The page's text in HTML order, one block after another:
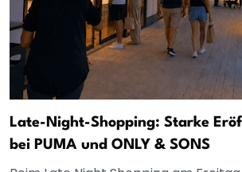
Late-Night-Shopping: Starke
bei PUMA und ONLY & SONS